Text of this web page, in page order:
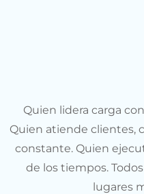
Quien lidera carga
Quien atiende clientes,
constante. Quien
de los tiempos.
lugares